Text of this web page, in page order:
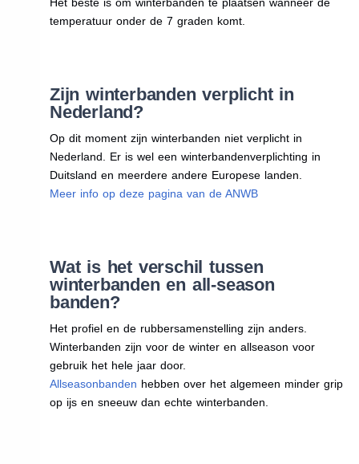
temperatuur onder de 7 graden komt.
Zijn winterbanden verplicht in
Nederland?
Op dit moment zijn winterbanden niet verplicht in
Nederland. Er is wel een winterbandenverplichting in
Duitsland en meerdere andere Europese landen.
Meer info op deze pagina van de ANWB
Wat is het verschil tussen
winterbanden en all-season
banden?
Het profiel en de rubbersamenstelling zijn anders.
Winterbanden zijn voor de winter en allseason voor
gebruik het hele jaar door.
Allseasonbanden hebben over het algemeen minder grip
op ijs en sneeuw dan echte winterbanden.